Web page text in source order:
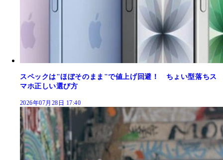
スペックは"ほぼそのまま"で値上げ回避！ ちょい型落ちス
マホ正しい選び方
2026年07月28日 17:40